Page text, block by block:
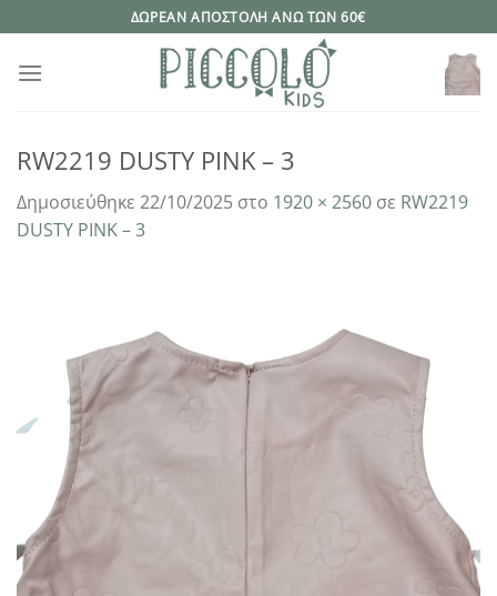
στο
περιεχόμενο
ΔΩΡΕΑΝ ΑΠΟΣΤΟΛΗ ΑΝΩ ΤΩΝ 60€
RW2219 DUSTY PINK – 3
Δημοσιεύθηκε 22/10/2025 στο 1920 × 2560 σε RW2219
DUSTY PINK – 3